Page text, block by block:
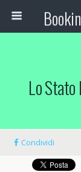
Lo
Condividi